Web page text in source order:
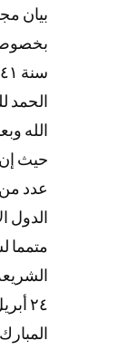
بيان
سنة ١٤٤١هـ
الحمد
الله
حيث
عدد من
الدول
متمما
٢٤
المبارك ١٤٤١هـ